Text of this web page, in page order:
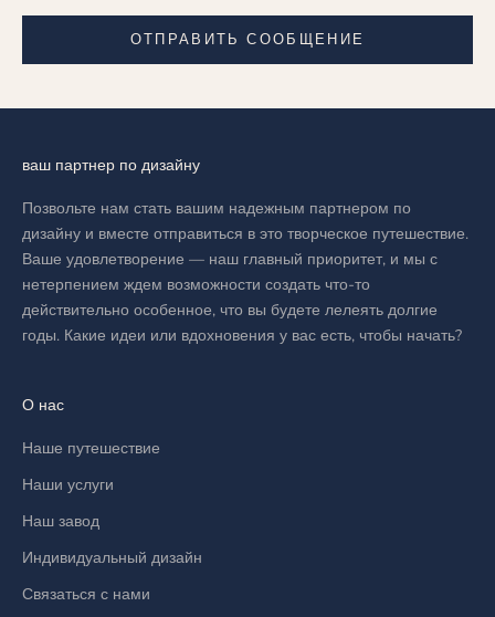
ОТПРАВИТЬ СООБЩЕНИЕ
ваш партнер по дизайну
Позвольте нам стать вашим надежным партнером по
дизайну и вместе отправиться в это творческое путешествие.
Ваше удовлетворение — наш главный приоритет, и мы с
нетерпением ждем возможности создать что-то
действительно особенное, что вы будете лелеять долгие
годы. Какие идеи или вдохновения у вас есть, чтобы начать?
О нас
Наше путешествие
Наши услуги
Наш завод
Индивидуальный дизайн
Связаться с нами